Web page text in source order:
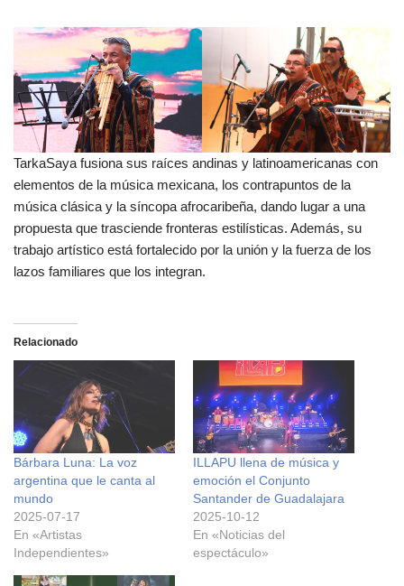
TarkaSaya fusiona sus raíces andinas y latinoamericanas con
elementos de la música mexicana, los contrapuntos de la
música clásica y la síncopa afrocaribeña, dando lugar a una
propuesta que trasciende fronteras estilísticas. Además, su
trabajo artístico está fortalecido por la unión y la fuerza de los
lazos familiares que los integran.
Relacionado
Bárbara Luna: La voz
argentina que le canta al
mundo
2025-07-17
En «Artistas
Independientes»
ILLAPU llena de música y
emoción el Conjunto
Santander de Guadalajara
2025-10-12
En «Noticias del
espectáculo»